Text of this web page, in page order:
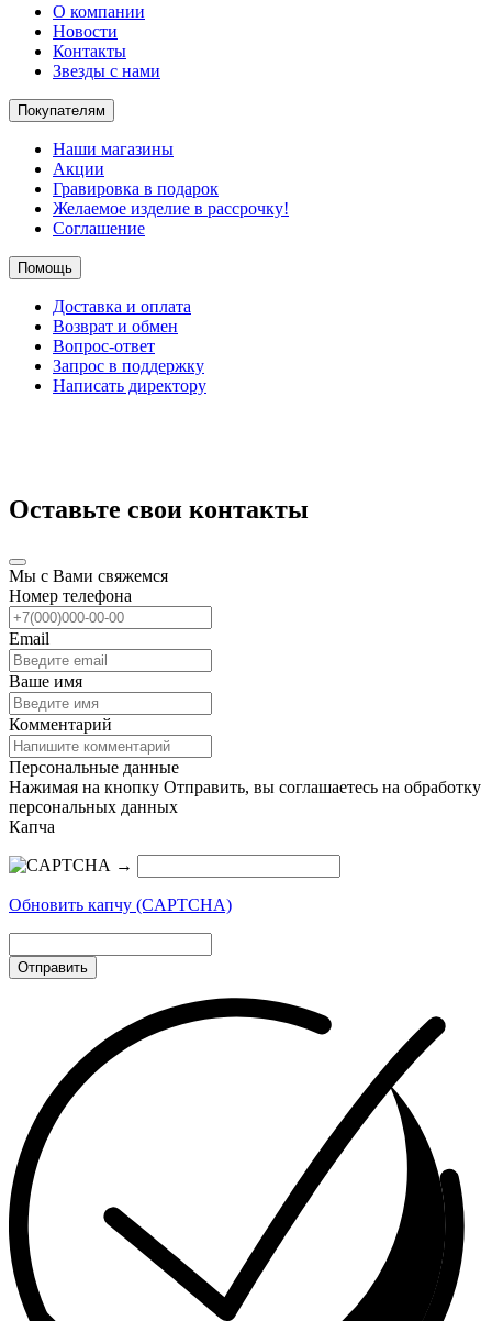
О компании
Новости
Контакты
Звезды с нами
Покупателям
Наши магазины
Акции
Гравировка в подарок
Желаемое изделие в рассрочку!
Соглашение
Помощь
Доставка и оплата
Возврат и обмен
Вопрос-ответ
Запрос в поддержку
Написать директору
Оставьте свои контакты
Мы с Вами свяжемся
Номер телефона
Email
Ваше имя
Комментарий
Персональные данные
Нажимая на кнопку Отправить, вы соглашаетесь на обработку
персональных данных
Капча
→
Обновить капчу (CAPTCHA)
Отправить